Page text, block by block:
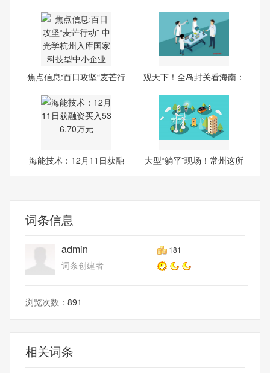
焦点信息:百日攻坚“麦芒行
观天下！全岛封关看海南：
海能技术：12月11日获融
大型“躺平”现场！常州这所
词条信息
admin 181
词条创建者
浏览次数： 891
相关词条